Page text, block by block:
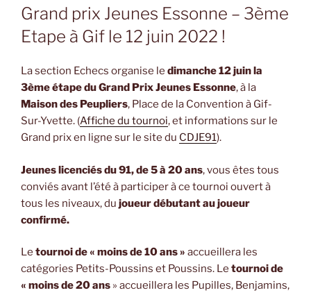
LE
Grand prix Jeunes Essonne – 3ème
Etape à Gif le 12 juin 2022 !
La section Echecs organise le dimanche 12 juin la
3ème étape du Grand Prix Jeunes Essonne, à la
Maison des Peupliers, Place de la Convention à Gif-
Sur-Yvette. (Affiche du tournoi, et informations sur le
Grand prix en ligne sur le site du CDJE91).
Jeunes licenciés du 91, de 5 à 20 ans, vous êtes tous
conviés avant l’été à participer à ce tournoi ouvert à
tous les niveaux, du joueur débutant au joueur
confirmé.
Le tournoi de « moins de 10 ans » accueillera les
catégories Petits-Poussins et Poussins. Le tournoi de
« moins de 20 ans » accueillera les Pupilles, Benjamins,